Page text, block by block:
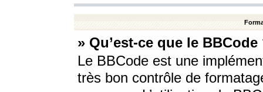
» Qu’est-ce que le BBCode
Le BBCode est une
très bon contrôle de